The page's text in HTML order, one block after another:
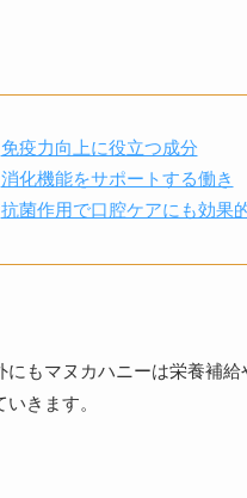
免疫力向上に役立つ成分
消化機能をサポートする働き
抗菌作用で口腔ケアにも効果
にもマヌカハニーは栄養補
きます。